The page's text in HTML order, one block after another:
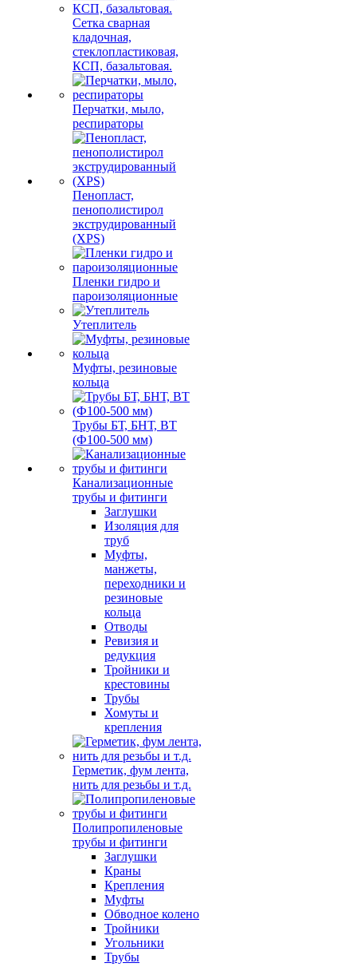
Сетка сварная
кладочная,
стеклопластиковая,
КСП, базальтовая.
Перчатки, мыло,
респираторы
Пенопласт,
пенополистирол
экструдированный
(XPS)
Пленки гидро и
пароизоляционные
Утеплитель
Муфты, резиновые
кольца
Трубы БТ, БНТ, ВТ
(Ф100-500 мм)
Канализационные
трубы и фитинги
Заглушки
Изоляция для
труб
Муфты,
манжеты,
переходники и
резиновые
кольца
Отводы
Ревизия и
редукция
Тройники и
крестовины
Трубы
Хомуты и
крепления
Герметик, фум лента,
нить для резьбы и т.д.
Полипропиленовые
трубы и фитинги
Заглушки
Краны
Крепления
Муфты
Обводное колено
Тройники
Угольники
Трубы